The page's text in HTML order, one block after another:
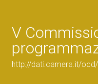
V
http://dati.camera.it/